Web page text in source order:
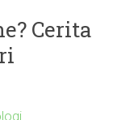
Cerita